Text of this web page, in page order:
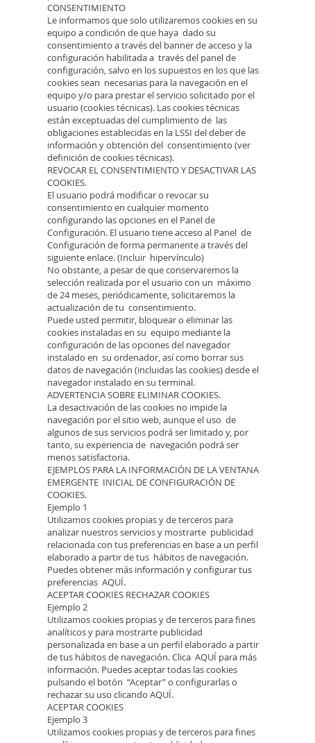
CONSENTIMIENTO
Le informamos que solo utilizaremos cookies en su
equipo a condición de que haya dado su
consentimiento a través del banner de acceso y la
configuración habilitada a través del panel de
configuración, salvo en los supuestos en los que las
cookies sean necesarias para la navegación en el
equipo y/o para prestar el servicio solicitado por el
usuario (cookies técnicas). Las cookies técnicas
están exceptuadas del cumplimiento de las
obligaciones establecidas en la LSSI del deber de
información y obtención del consentimiento (ver
definición de cookies técnicas).
REVOCAR EL CONSENTIMIENTO Y DESACTIVAR LAS
COOKIES.
El usuario podrá modificar o revocar su
consentimiento en cualquier momento
configurando las opciones en el Panel de
Configuración. El usuario tiene acceso al Panel de
Configuración de forma permanente a través del
siguiente enlace. (Incluir hipervínculo)
No obstante, a pesar de que conservaremos la
selección realizada por el usuario con un máximo
de 24 meses, periódicamente, solicitaremos la
actualización de tu consentimiento.
Puede usted permitir, bloquear o eliminar las
cookies instaladas en su equipo mediante la
configuración de las opciones del navegador
instalado en su ordenador, así como borrar sus
datos de navegación (incluidas las cookies) desde el
navegador instalado en su terminal.
ADVERTENCIA SOBRE ELIMINAR COOKIES.
La desactivación de las cookies no impide la
navegación por el sitio web, aunque el uso de
algunos de sus servicios podrá ser limitado y, por
tanto, su experiencia de navegación podrá ser
menos satisfactoria.
EJEMPLOS PARA LA INFORMACIÓN DE LA VENTANA
EMERGENTE INICIAL DE CONFIGURACIÓN DE
COOKIES.
Ejemplo 1
Utilizamos cookies propias y de terceros para
analizar nuestros servicios y mostrarte publicidad
relacionada con tus preferencias en base a un perfil
elaborado a partir de tus hábitos de navegación.
Puedes obtener más información y configurar tus
preferencias AQUÍ.
ACEPTAR COOKIES RECHAZAR COOKIES
Ejemplo 2
Utilizamos cookies propias y de terceros para fines
analíticos y para mostrarte publicidad
personalizada en base a un perfil elaborado a partir
de tus hábitos de navegación. Clica AQUÍ para más
información. Puedes aceptar todas las cookies
pulsando el botón “Aceptar” o configurarlas o
rechazar su uso clicando AQUÍ.
ACEPTAR COOKIES
Ejemplo 3
Utilizamos cookies propias y de terceros para fines